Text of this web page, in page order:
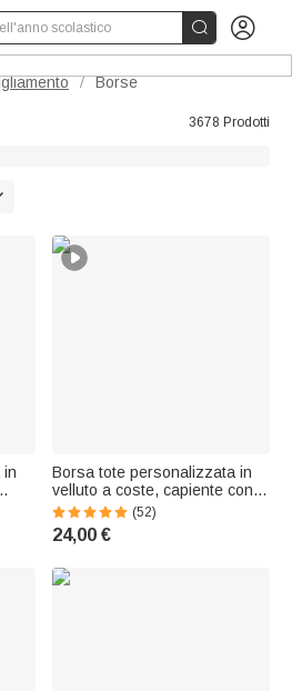
scolastico  
/ Borse
3678 Prodotti
in
Borsa tote personalizzata in
velluto a coste, capiente con
nome e tema equestre -
Regalo di compleanno per
amanti di cavalli
(52)
24,00 €